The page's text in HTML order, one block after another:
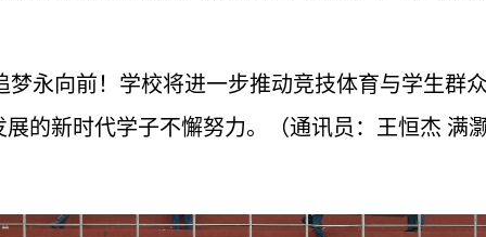
永向前！ 学校将进一步推动竞技体育与学生群
的新时代学子不懈努力。（通讯员：王恒杰 满